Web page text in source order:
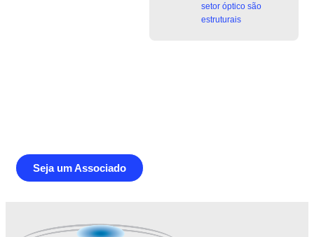
setor óptico são
estruturais
Seja um Associado